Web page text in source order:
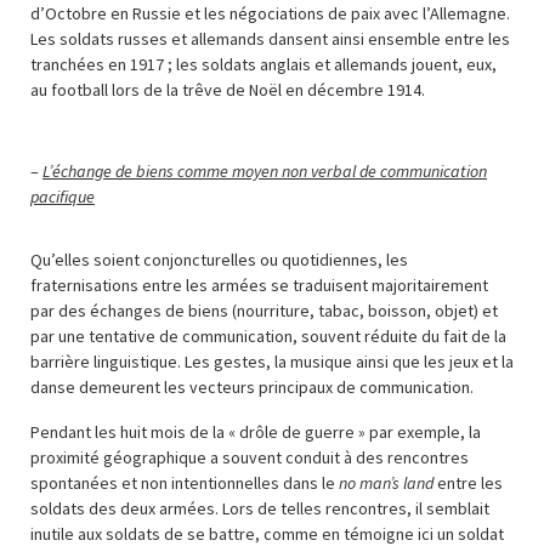
d’Octobre en Russie et les négociations de paix avec l’Allemagne.
Les soldats russes et allemands dansent ainsi ensemble entre les
tranchées en 1917 ; les soldats anglais et allemands jouent, eux,
au football lors de la trêve de Noël en décembre 1914.
–L’échange de biens comme moyen non verbal de communication
pacifique
Qu’elles soient conjoncturelles ou quotidiennes, les
fraternisations entre les armées se traduisent majoritairement
par des échanges de biens (nourriture, tabac, boisson, objet) et
par une tentative de communication, souvent réduite du fait de la
barrière linguistique. Les gestes, la musique ainsi que les jeux et la
danse demeurent les vecteurs principaux de communication.
Pendant les huit mois de la « drôle de guerre » par exemple, la
proximité géographique a souvent conduit à des rencontres
spontanées et non intentionnelles dans le no man’s landentre les
soldats des deux armées. Lors de telles rencontres, il semblait
inutile aux soldats de se battre, comme en témoigne ici un soldat